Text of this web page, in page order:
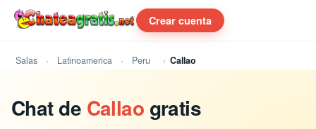
Crear cuenta
Salas Latinoamerica Peru Callao
Chat de Callao gratis